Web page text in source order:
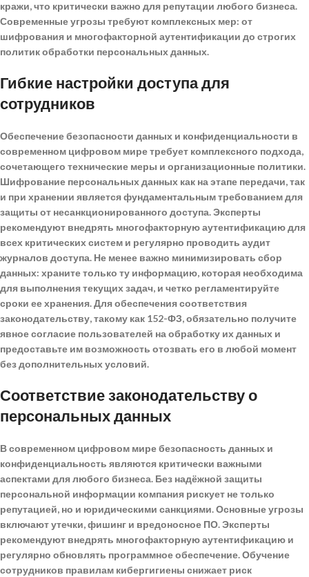
кражи, что критически важно для репутации любого бизнеса.
Современные угрозы требуют комплексных мер: от
шифрования и многофакторной аутентификации до строгих
политик обработки персональных данных.
Гибкие настройки доступа для
сотрудников
Обеспечение безопасности данных и конфиденциальности в
современном цифровом мире требует комплексного подхода,
сочетающего технические меры и организационные политики.
Шифрование персональных данных как на этапе передачи, так
и при хранении является фундаментальным требованием для
защиты от несанкционированного доступа. Эксперты
рекомендуют внедрять многофакторную аутентификацию для
всех критических систем и регулярно проводить аудит
журналов доступа. Не менее важно минимизировать сбор
данных: храните только ту информацию, которая необходима
для выполнения текущих задач, и четко регламентируйте
сроки ее хранения. Для обеспечения соответствия
законодательству, такому как 152-ФЗ, обязательно получите
явное согласие пользователей на обработку их данных и
предоставьте им возможность отозвать его в любой момент
без дополнительных условий.
Соответствие законодательству о
персональных данных
В современном цифровом мире безопасность данных и
конфиденциальность являются критически важными
аспектами для любого бизнеса. Без надёжной защиты
персональной информации компания рискует не только
репутацией, но и юридическими санкциями.Основные угрозы
включают утечки, фишинг и вредоносное ПО. Эксперты
рекомендуют внедрять многофакторную аутентификацию и
регулярно обновлять программное обеспечение. Обучение
сотрудников правилам кибергигиены снижает риск